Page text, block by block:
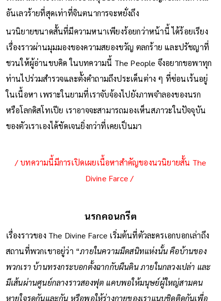
เห็นถึงสภาวะจิตสำนึกของมนุษย์ยามที่ต้องเผชิญกับสถานการณ์
อันเลวร้ายที่สุดเท่าที่จินตนาการจะหยั่งถึง
นวนิยายขนาดสั้นที่มีความหนาเพียงร้อยกว่าหน้านี้ ได้ร้อยเรียง
เรื่องราวผ่านมุมมองของความสยองขวัญ ตลกร้าย และปรัชญาที่
ชวนให้ผู้อ่านขบคิด ในบทความนี้ The People จึงอยากขอพาทุก
ท่านไปร่วมสำรวจและตั้งคำถามถึงประเด็นต่าง ๆ ที่ซ่อนเร้นอยู่
ในเนื้อหา เพราะในยามที่เราจับจ้องไปยังภาพจำลองของนรก
หรือโลกดิสโทเปีย เราอาจจะสามารถมองเห็นสภาวะในปัจจุบัน
/ บทความนี้มีการเปิดเผยเนื้อหาสำคัญของนวนิยายสั้น The
นรกคอนกรีต
เรื่องราวของ The Divine Farce เริ่มต้นที่ตัวละครเอกบอกเล่าถึง
สถานที่พวกเขาอยู่ว่า “ภายในความมืดสนิทแห่งนั้น คือบ้านของ
พวกเรา บ้านทรงกระบอกตั้งฉากกับผืนดิน ภายในกลวงเปล่า และ
มีเส้นผ่านศูนย์กลางราวสองฟุต แคบพอให้มนุษย์ผู้ใหญ่สามคน